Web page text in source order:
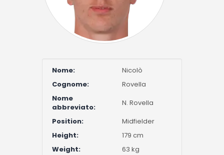
Nome:
Nicolò
Cognome:
Rovella
Nome
abbreviato:
N. Rovella
Position:
Midfielder
Height:
179 cm
Weight:
63 kg